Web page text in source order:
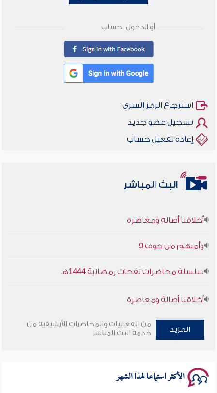
أو الدخول بحساب
استرجاع الرمز السري
تسجيل عضو جديد
إعادة تفعيل حساب
البث المباشر
وأمنهم من خوف 9
المزيد
من الفعاليات والمحاضرات الأرشيفية من
خدمة البث المباشر
الأكثر استماعا لهذا الشهر